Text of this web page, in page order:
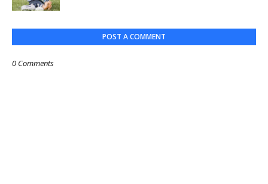
POST A COMMENT
0 Comments